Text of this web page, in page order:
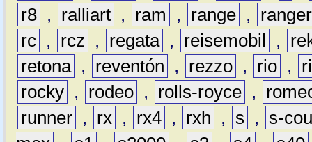
r8 , ralliart , ram , range ,
ranger
rc , rcz , regata , reisemobil ,
retona , reventón , rezzo , rio ,
rocky , rodeo , rolls-royce ,
runner , rx , rx4 , rxh , s ,
s-